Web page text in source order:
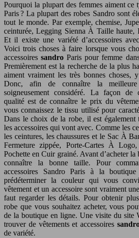
Pourquoi la plupart des femmes aiment ce
Paris ? La plupart des robes Sandro sont
tout le monde. Par exemple, chemise,
ceinturée, Legging Sienna À Taille haute,
Et il existe une variété d’accessoires
Voici trois choses à faire lorsque vous
accessoiressandro Paris pour femme
Premièrement est la recherche de la plus
aiment vraiment les très bonnes choses,
Donc, afin de connaître la
soigneusement considéré. La façon de
qualité est de connaître le prix du
vous connaissez le tissu utilisé pour
Dans le choix de la robe, il est également
les accessoires qui vont avec. Comme les
les ceintures, les chaussures et le Sac À
Fermeture zippée, Porte-Cartes À
Pochette en Cuir grainé. Avant d’acheter
connaître la bonne taille. Pour
accessoires Sandro Paris à la
prédéterminer la couleur qui vous
vêtement et un accessoire sont vraiment
faut regarder les détails. Pour obtenir
robe que vous souhaitez acheter, vous
de la boutique en ligne. Une visite du site
trouver de vêtements et accessoires
de variété.